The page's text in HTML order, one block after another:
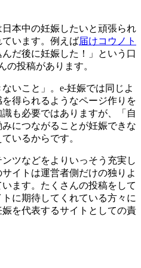
本中の妊娠したいと頑張られ
います。例えば届けコウノト
だ後に妊娠した！」という口
の投稿があります。
いこと」。e-妊娠では同じよ
得られるようなページ作りを
も必要ではありますが、「自
につながることが妊娠できな
いるからです。
ツなどをよりいっそう充実し
イトは運営者側だけの独りよ
ます。たくさんの投稿をして
に期待してくれている方々に
を代表するサイトとしての責